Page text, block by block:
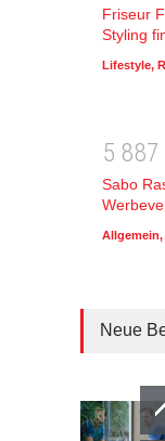
Friseur
Styling
Lifestyle,
5 887
Sabo
Allgemein,
Neue